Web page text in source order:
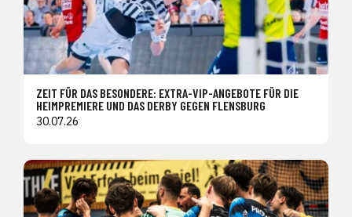
ZEIT FÜR DAS BESONDERE: EXTRA-VIP-ANGEBOTE FÜR DIE
HEIMPREMIERE UND DAS DERBY GEGEN FLENSBURG
30.07.26